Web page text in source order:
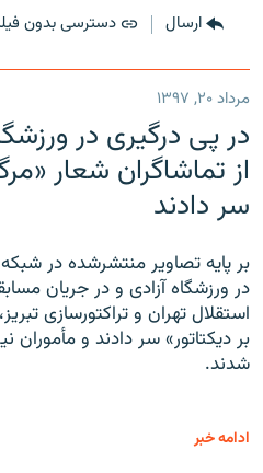
ارسال دسترسی بدون
مرداد ۲۰, ۱۳۹۷
در پی درگیری در
از تماشاگران شعار
سر دادند
بر پایه تصاویر منتشرشده در
در ورزشگاه آزادی و در جریان
استقلال تهران و تراکتورسازی
بر دیکتاتور» سر دادند و مأموران
شدند.
ادامه خبر